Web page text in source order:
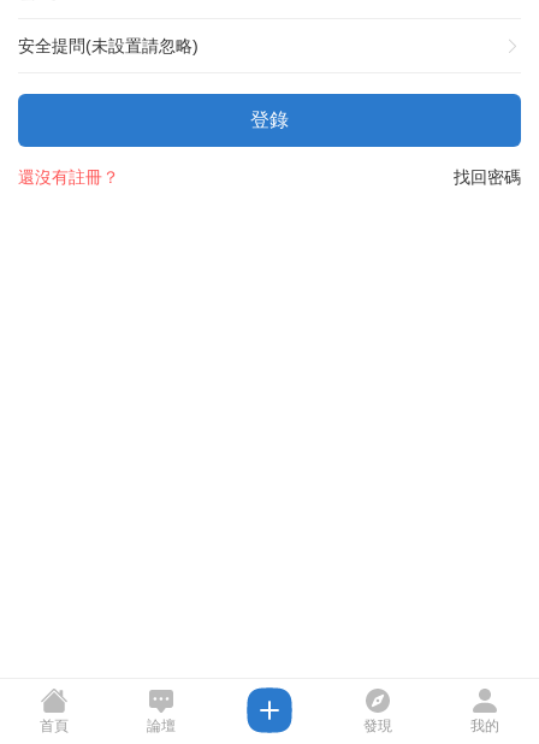
安全提問(未設置請忽略)
登錄
找回密碼
還沒有註冊？
首頁 論壇 發現 我的